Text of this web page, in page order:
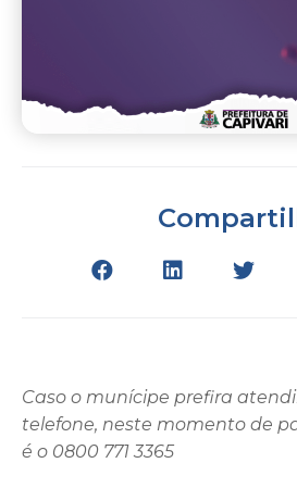
Caso o munícipe prefira
telefone, neste momento de
é o 0800 771 3365